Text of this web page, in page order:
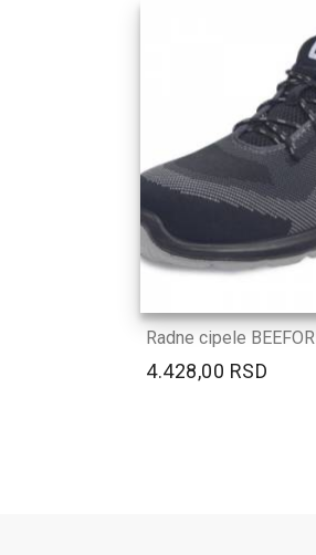
Radne cipele
4.428,00 RSD